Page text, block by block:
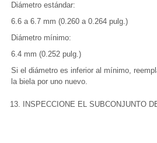
Diámetro estándar:
6.6 a 6.7 mm (0.260 a 0.264 pulg.)
Diámetro mínimo:
6.4 mm (0.252 pulg.)
Si el diámetro es inferior al mínimo,
la biela por uno nuevo.
13. INSPECCIONE EL SUBCONJUNTO